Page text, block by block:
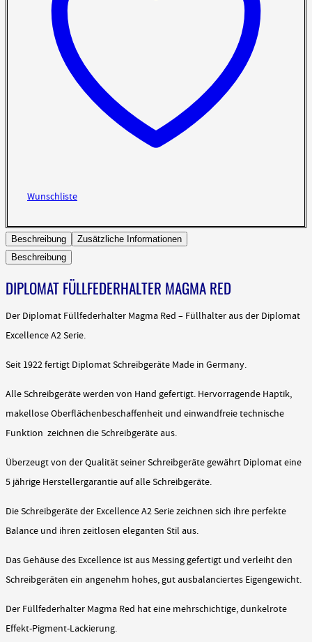
Wunschliste
Beschreibung
Zusätzliche Informationen
Beschreibung
DIPLOMAT FÜLLFEDERHALTER MAGMA RED
Der Diplomat Füllfederhalter Magma Red – Füllhalter aus der Diplomat
Excellence A2 Serie.
Seit 1922 fertigt Diplomat Schreibgeräte Made in Germany.
Alle Schreibgeräte werden von Hand gefertigt. Hervorragende Haptik,
makellose Oberflächenbeschaffenheit und einwandfreie technische
Funktion zeichnen die Schreibgeräte aus.
Überzeugt von der Qualität seiner Schreibgeräte gewährt Diplomat eine
5 jährige Herstellergarantie auf alle Schreibgeräte.
Die Schreibgeräte der Excellence A2 Serie zeichnen sich ihre perfekte
Balance und ihren zeitlosen eleganten Stil aus.
Das Gehäuse des Excellence ist aus Messing gefertigt und verleiht den
Schreibgeräten ein angenehm hohes, gut ausbalanciertes Eigengewicht.
Der Füllfederhalter Magma Red hat eine mehrschichtige, dunkelrote
Effekt-Pigment-Lackierung.